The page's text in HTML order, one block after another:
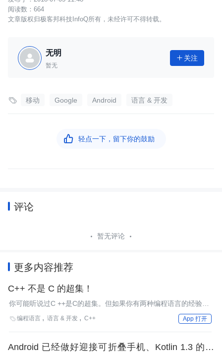
664
文章版权归极客邦科技InfoQ所有，未经许可不得转载。
无明
暂无
 关注
 移动 Google Android 语言 & 开发
 轻点一下，留下你的鼓励
评论
暂无评论
更多内容推荐
C++ 不是 C 的超集！
你可能听说过C ++是C的超集。但如果你有两种编程语言的经验，
你就会知道这根本不是真的。
编程语言 语言 & 开发 C++ App 打开
Android 已经做好迎接可折叠手机、Kotlin 1.3 的准